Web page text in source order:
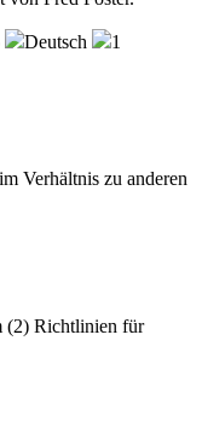
Deutsch 1
Verhältnis zu anderen
(2) Richtlinien für